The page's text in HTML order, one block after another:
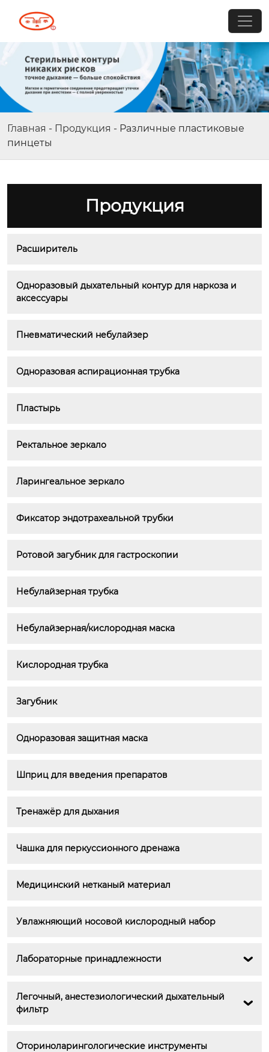
Главная - Продукция - Различные пластиковые
пинцеты
Продукция
Расширитель
Одноразовый дыхательный контур для наркоза и
аксессуары
Пневматический небулайзер
Одноразовая аспирационная трубка
Пластырь
Ректальное зеркало
Ларингеальное зеркало
Фиксатор эндотрахеальной трубки
Ротовой загубник для гастроскопии
Небулайзерная трубка
Небулайзерная/кислородная маска
Кислородная трубка
Загубник
Одноразовая защитная маска
Шприц для введения препаратов
Тренажёр для дыхания
Чашка для перкуссионного дренажа
Медицинский нетканый материал
Увлажняющий носовой кислородный набор
Лабораторные принадлежности 
Легочный, анестезиологический дыхательный
фильтр

Оториноларингологические инструменты